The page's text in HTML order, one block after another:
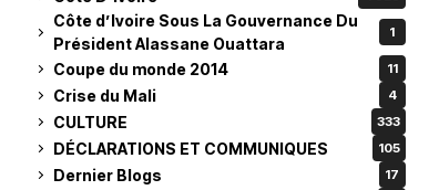
Côte d’Ivoire Sous La Gouvernance Du
Président Alassane Ouattara
1
Coupe du monde 2014 11
Crise du Mali 4
CULTURE 333
DÉCLARATIONS ET COMMUNIQUES 105
Dernier Blogs 17